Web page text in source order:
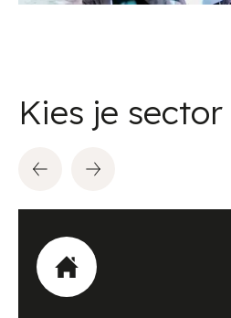
Kies je sector